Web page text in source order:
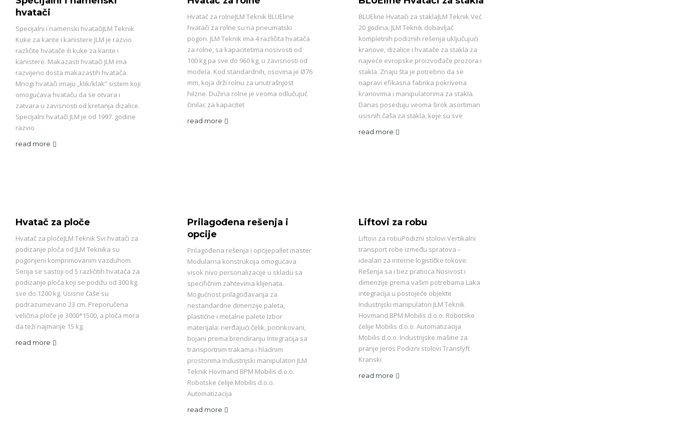
hvatači
Specijalni i namenski hvatačiJLM Teknik
Kuke za kante i kanistere JLM je razvio
različite hvatače ili kuke za kante i
kanistere. Makazasti hvatači JLM ima
razvijeno dosta makazastih hvatača.
Mnogi hvatači imaju „klik/klak“ sistem koji
omogućava hvataču da se otvara i
zatvara u zavisnosti od kretanja dizalice.
Specijalni hvatači JLM je od 1997. godine
razvio
read more
Hvatač za rolneJLM Teknik BLUEline
hvatači za rolne su na pneumatski
pogon. JLM Teknik ima 4 različita hvatača
za rolne, sa kapacitetima nosivosti od
100 kg pa sve do 960 kg, u zavisnosti od
modela. Kod standardnih, osovina je Ø76
mm, koja drži rolnu za unutrašnjost
hilzne. Dužina rolne je veoma odlučujuć
činilac za kapacitet
read more
BLUEline Hvatači za staklaJLM Teknik Već
20 godina, JLM Teknik dobavljač
kompletnih podiznih rešenja uključujući
kranove, dizalice i hvatače za stakla za
najveće evropske proizvođače prozora i
stakla. Znaju šta je potrebno da se
napravi efikasna fabrika pokrivena
kranovima i manipulatorima za stakla.
Danas poseduju veoma širok asortiman
usisnih čaša za stakla, koje su sve
read more
Hvatač za ploče
Hvatač za pločeJLM Teknik Svi hvatači za
podizanje ploča od JLM Teknika su
pogonjeni komprimovanim vazduhom.
Serija se sastoji od 5 različitih hvatača za
podizanje ploča koji se podižu od 300 kg.
sve do 1200 kg. Usisne čaše su
podrazumevano 23 cm. Preporučena
veličina ploče je 3000*1500, a ploča mora
da teži najmanje 15 kg.
read more
Prilagođena rešenja i
opcije
Prilagođena rešenja i opcijepallet master
Modularna konstrukcija omogućava
visok nivo personalizacije u skladu sa
specifičnim zahtevima klijenata.
Mogućnost prilagođavanja za
nestandardne dimenzije paleta,
plastične i metalne palete Izbor
materijala: nerđajući čelik, pocinkovani,
bojani prema brendiranju Integracija sa
transportnim trakama i hladnim
prostorima Industrijski manipulatori JLM
Teknik Hovmand BPM Mobilis d.o.o.
Robotske ćelije Mobilis d.o.o.
Automatizacija
read more
Liftovi za robu
Liftovi za robuPodizni stolovi Vertikalni
transport robe između spratova –
idealan za interne logističke tokove.
Rešenja sa i bez pratioca Nosivost i
dimenzije prema vašim potrebama Laka
integracija u postojeće objekte
Industrijski manipulatori JLM Teknik
Hovmand BPM Mobilis d.o.o. Robotske
ćelije Mobilis d.o.o. Automatizacija
Mobilis d.o.o. Industrijske mašine za
pranje Jeros Podizni stolovi Translyft
Kranski
read more